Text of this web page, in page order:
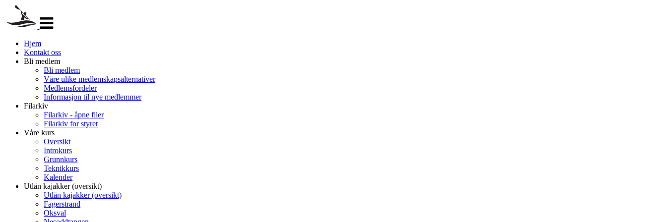
navigasjon
Hjem
Kontakt oss
Bli medlem
Bli medlem
Våre ulike medlemskapsalternativer
Medlemsfordeler
Informasjon til nye medlemmer
Filarkiv
Filarkiv - åpne filer
Filarkiv for styret
Våre kurs
Oversikt
Introkurs
Grunnkurs
Teknikkurs
Kalender
Utlån kajakker (oversikt)
Utlån kajakker (oversikt)
Fagerstrand
Oksval